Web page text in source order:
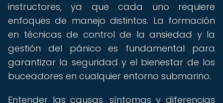
instructores, ya que cada uno requiere
enfoques de manejo distintos. La formación
en técnicas de control de la ansiedad y la
gestión del pánico es fundamental para
garantizar la seguridad y el bienestar de los
buceadores en cualquier entorno submarino.
Entender las causas, síntomas y diferencias